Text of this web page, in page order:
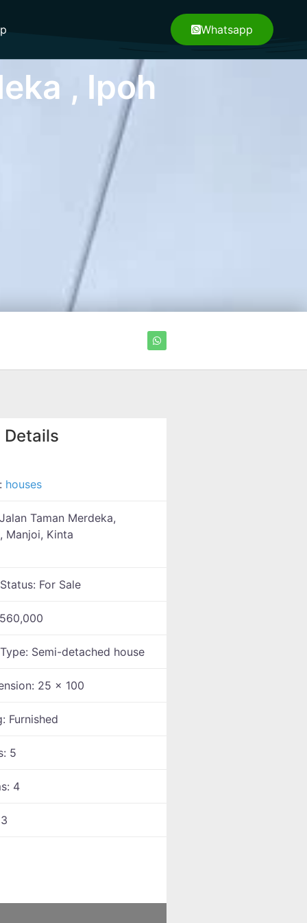
Whatsapp
, Ipoh
houses
Taman Merdeka,
Manjoi, Kinta
For Sale
Semi-detached house
25 x 100
Furnished
5
4
3